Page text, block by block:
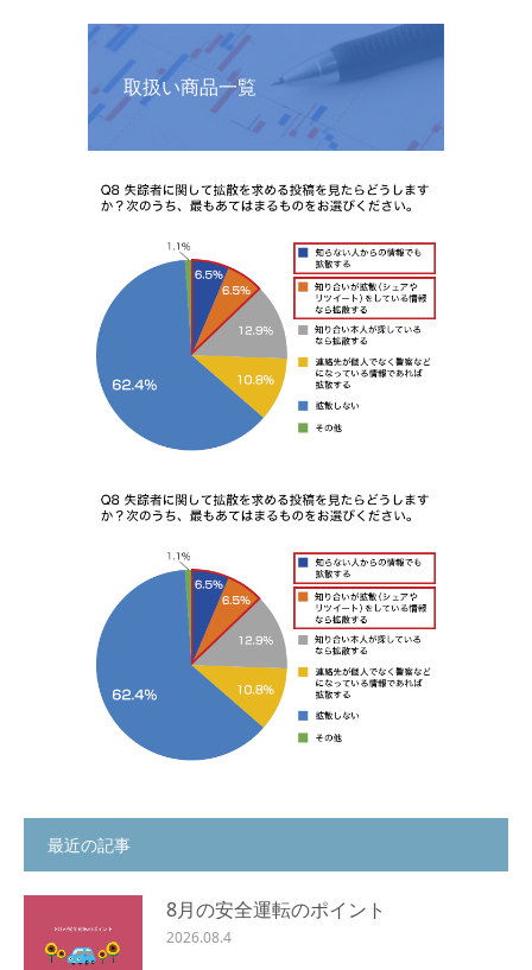
取扱い商品一覧
最近の記事
8月の安全運転のポイント
2026.08.4